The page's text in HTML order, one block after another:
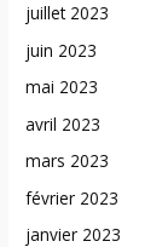
juillet 2023
juin 2023
mai 2023
avril 2023
mars 2023
février 2023
janvier 2023